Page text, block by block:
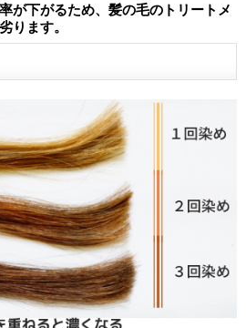
が下がるため、髪の毛のトリートメ
ります。